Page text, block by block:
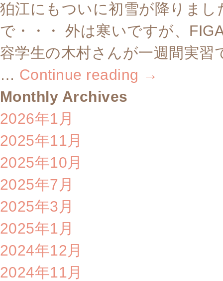
狛江にもついに初雪が降りま
で・・・ 外は寒いですが、
容学生の木村さんが一週間実
… Continue reading →
Monthly Archives
2026年1月
2025年11月
2025年10月
2025年7月
2025年3月
2025年1月
2024年12月
2024年11月